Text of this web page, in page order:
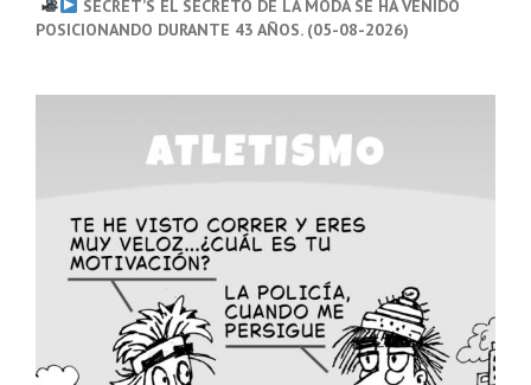
SECRET’S EL SECRETO DE LA MODA SE HA VENIDO
POSICIONANDO DURANTE 43 AÑOS. (05-08-2026)